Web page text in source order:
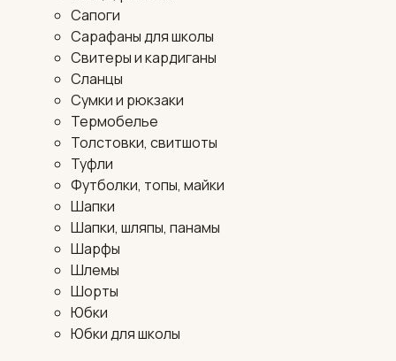
Сапоги
Сарафаны для школы
Свитеры и кардиганы
Сланцы
Сумки и рюкзаки
Термобелье
Толстовки, свитшоты
Туфли
Футболки, топы, майки
Шапки
Шапки, шляпы, панамы
Шарфы
Шлемы
Шорты
Юбки
Юбки для школы